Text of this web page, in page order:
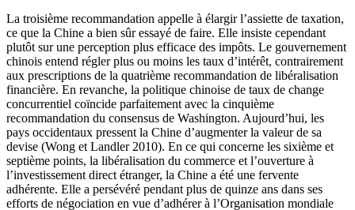
La troisième recommandation appelle à élargir l’assiette de taxation,
ce que la Chine a bien sûr essayé de faire. Elle insiste cependant
plutôt sur une perception plus efficace des impôts. Le gouvernement
chinois entend régler plus ou moins les taux d’intérêt, contrairement
aux prescriptions de la quatrième recommandation de libéralisation
financière. En revanche, la politique chinoise de taux de change
concurrentiel coïncide parfaitement avec la cinquième
recommandation du consensus de Washington. Aujourd’hui, les
pays occidentaux pressent la Chine d’augmenter la valeur de sa
devise (Wong et Landler 2010). En ce qui concerne les sixième et
septième points, la libéralisation du commerce et l’ouverture à
l’investissement direct étranger, la Chine a été une fervente
adhérente. Elle a persévéré pendant plus de quinze ans dans ses
efforts de négociation en vue d’adhérer à l’Organisation mondiale